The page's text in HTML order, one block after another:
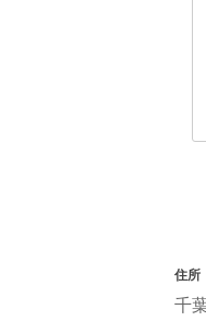
住所
千